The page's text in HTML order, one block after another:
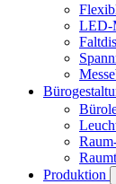
LED-
Produktion